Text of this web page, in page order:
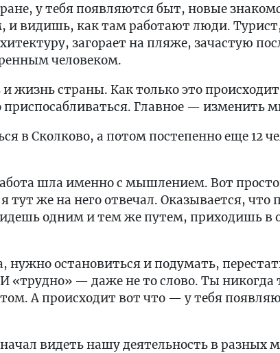
у тебя появляются быт, новые
и видишь, как там работают люди.
загорает на пляже, зачастую
человеком.
жизнь страны. Как только это
Главное — изменить
в Сколково, а потом постепенно еще 12
шла именно с мышлением. Вот
тут же на него отвечал. Оказывается, что
одним и тем же путем, приходишь в
нужно остановиться и подумать,
«трудно» — даже не то слово. Ты никогда
А происходит вот что — у тебя
видеть нашу деятельность в разных